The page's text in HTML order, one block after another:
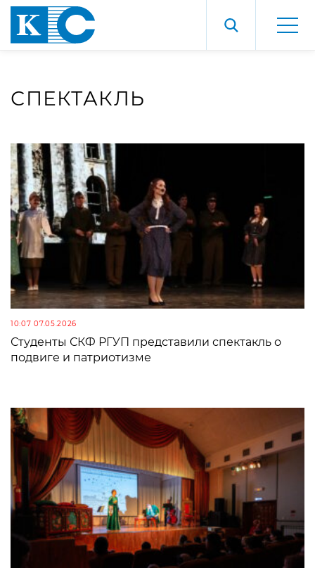
СПЕКТАКЛЬ
10:07 07.05.2026
Студенты СКФ РГУП представили спектакль о
подвиге и патриотизме